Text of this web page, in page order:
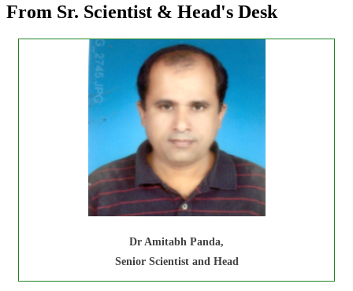
From Sr. Scientist & Head's Desk
Dr Amitabh Panda,
Senior Scientist and Head